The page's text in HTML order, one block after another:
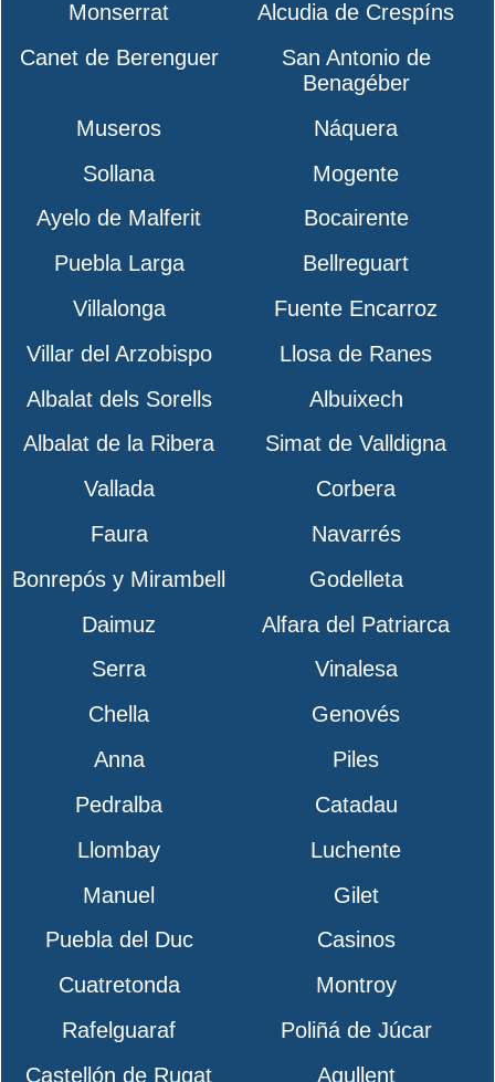
Monserrat
Alcudia de Crespíns
Canet de Berenguer
San Antonio de
Benagéber
Museros
Náquera
Sollana
Mogente
Ayelo de Malferit
Bocairente
Puebla Larga
Bellreguart
Villalonga
Fuente Encarroz
Villar del Arzobispo
Llosa de Ranes
Albalat dels Sorells
Albuixech
Albalat de la Ribera
Simat de Valldigna
Vallada
Corbera
Faura
Navarrés
Bonrepós y Mirambell
Godelleta
Daimuz
Alfara del Patriarca
Serra
Vinalesa
Chella
Genovés
Anna
Piles
Pedralba
Catadau
Llombay
Luchente
Manuel
Gilet
Puebla del Duc
Casinos
Cuatretonda
Montroy
Rafelguaraf
Poliñá de Júcar
Castellón de Rugat
Agullent